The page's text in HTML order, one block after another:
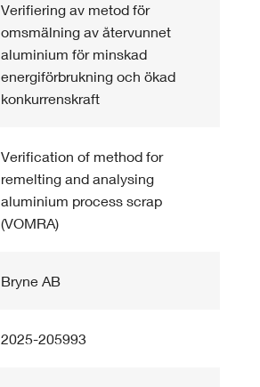
Verifiering av metod för
omsmälning av återvunnet
aluminium för minskad
energiförbrukning och ökad
konkurrenskraft
Verification of method for
remelting and analysing
aluminium process scrap
(VOMRA)
Bryne AB
2025-205993